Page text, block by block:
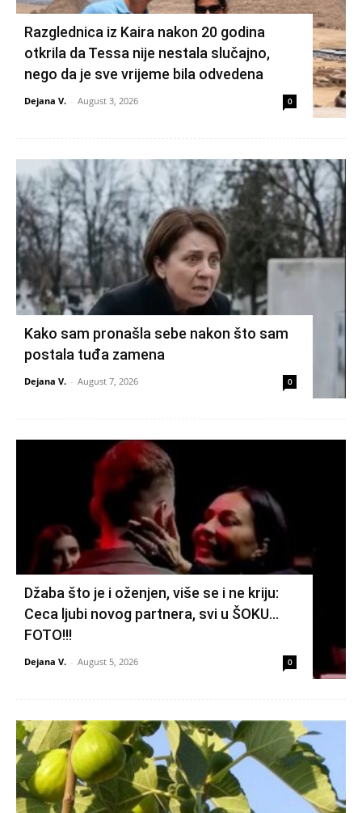
Razglednica iz Kaira nakon 20 godina
otkrila da Tessa nije nestala slučajno,
nego da je sve vrijeme bila odvedena
Dejana V. - August 3, 2026 0
Kako sam pronašla sebe nakon što sam
postala tuđa zamena
Dejana V. - August 7, 2026 0
Džaba što je i oženjen, više se i ne kriju:
Ceca ljubi novog partnera, svi u ŠOKU…
FOTO!!!
Dejana V. - August 5, 2026 0